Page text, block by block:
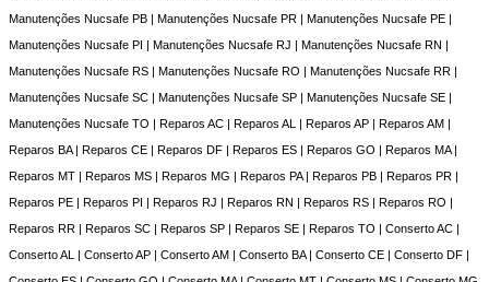
Manutenções Nucsafe PB | Manutenções Nucsafe PR | Manutenções Nucsafe PE |
Manutenções Nucsafe PI | Manutenções Nucsafe RJ | Manutenções Nucsafe RN |
Manutenções Nucsafe RS | Manutenções Nucsafe RO | Manutenções Nucsafe RR |
Manutenções Nucsafe SC | Manutenções Nucsafe SP | Manutenções Nucsafe SE |
Manutenções Nucsafe TO | Reparos AC | Reparos AL | Reparos AP | Reparos AM |
Reparos BA | Reparos CE | Reparos DF | Reparos ES | Reparos GO | Reparos MA |
Reparos MT | Reparos MS | Reparos MG | Reparos PA | Reparos PB | Reparos PR |
Reparos PE | Reparos PI | Reparos RJ | Reparos RN | Reparos RS | Reparos RO |
Reparos RR | Reparos SC | Reparos SP | Reparos SE | Reparos TO | Conserto AC |
Conserto AL | Conserto AP | Conserto AM | Conserto BA | Conserto CE | Conserto DF |